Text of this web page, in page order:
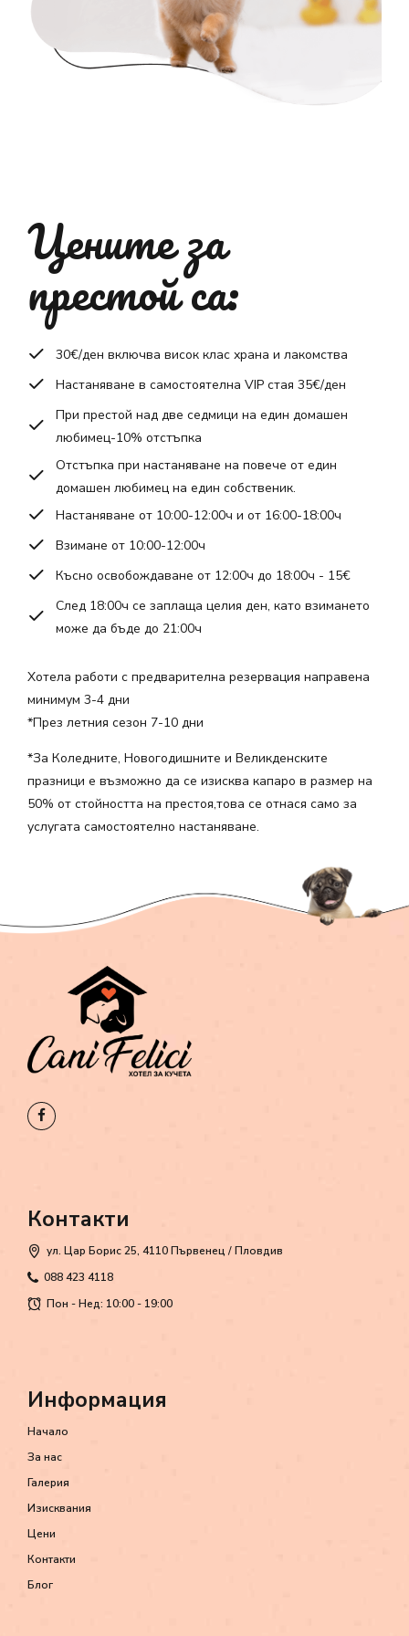
Цените за
престой са:
30€/ден включва висок клас храна и лакомства
Настаняване в самостоятелна VIP стая 35€/ден
При престой над две седмици на един домашен
любимец-10% отстъпка
Отстъпка при настаняване на повече от един
домашен любимец на един собственик.
Настаняване от 10:00-12:00ч и от 16:00-18:00ч
Взимане от 10:00-12:00ч
Късно освобождаване от 12:00ч до 18:00ч - 15€
След 18:00ч се заплаща целия ден, като взимането
може да бъде до 21:00ч
Хотела работи с предварителна резервация направена
минимум 3-4 дни
*През летния сезон 7-10 дни
*За Коледните, Новогодишните и Великденските
празници е възможно да се изисква капаро в размер на
50% от стойността на престоя,това се отнася само за
услугата самостоятелно настаняване.
Контакти
ул. Цар Борис 25, 4110 Първенец / Пловдив
088 423 4118
Пон - Нед: 10:00 - 19:00
Информация
Начало
За нас
Галерия
Изисквания
Цени
Контакти
Блог